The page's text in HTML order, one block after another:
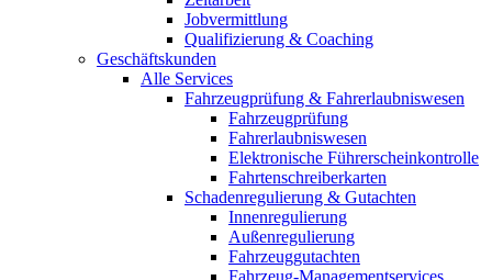
Jobvermittlung
Qualifizierung & Coaching
Geschäftskunden
Alle Services
Fahrzeugprüfung & Fahrerlaubniswesen
Fahrzeugprüfung
Fahrerlaubniswesen
Elektronische Führerscheinkontrolle
Fahrtenschreiberkarten
Schadenregulierung & Gutachten
Innenregulierung
Außenregulierung
Fahrzeuggutachten
Fahrzeug-Managementservices